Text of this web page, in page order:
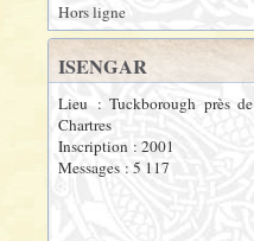
Hors ligne
ISENGAR
Lieu : Tuckborough près de
Chartres
Inscription : 2001
Messages : 5 117